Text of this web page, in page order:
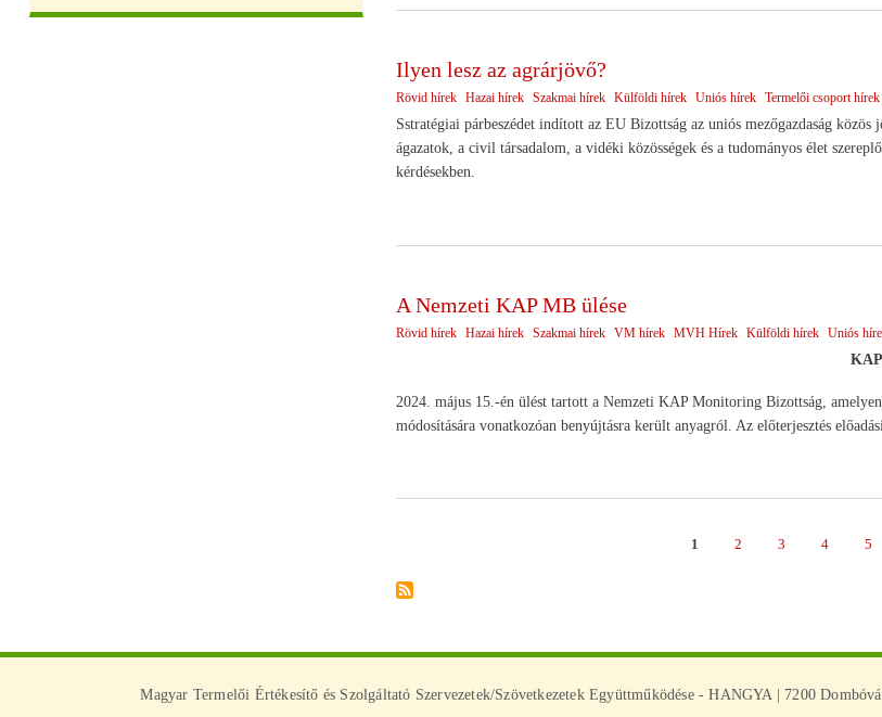
Ilyen lesz az agrárjövő?
Rövid hírek Hazai hírek Szakmai hírek Külföldi hírek Uniós hírek Termelői csoport hírek
Sstratégiai párbeszédet indított az EU Bizottság az uniós mezőgazdaság
ágazatok, a civil társadalom, a vidéki közösségek és a tudományos élet
kérdésekben.
A Nemzeti KAP MB ülése
Rövid hírek Hazai hírek Szakmai hírek VM hírek MVH Hírek Külföldi hírek Uniós
2024. május 15.-én ülést tartott a Nemzeti KAP Monitoring Bizottság,
módosítására vonatkozóan benyújtásra került anyagról. Az előterjesztés
Page
1 Page
2 Page
3 Page
4 5
Magyar Termelői Értékesítő és Szolgáltató Szervezetek/Szövetkezetek Együttműködése - HANGYA | 7200